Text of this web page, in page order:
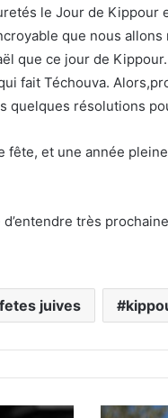
le Jour de Kippour
que nous
que ce jour de
fait Téchouva.
résolutions
et une année
très
fetes juives